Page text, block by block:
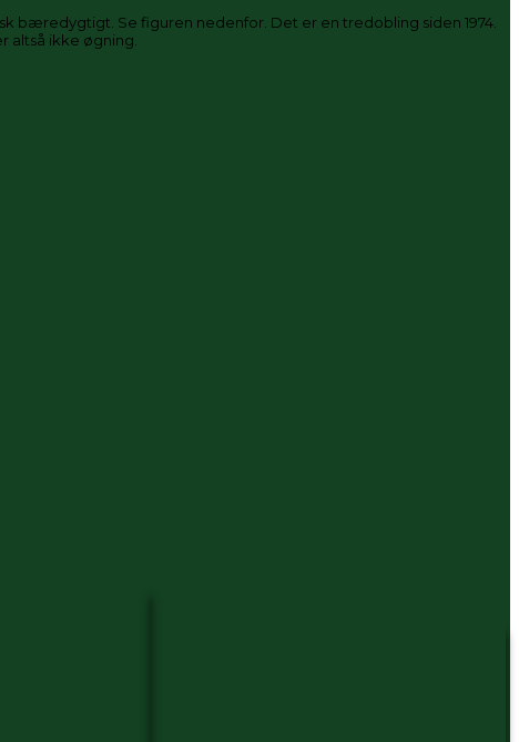
bæredygtigt. Se figuren nedenfor. Det er en tredobling siden 1974.
altså ikke øgning.